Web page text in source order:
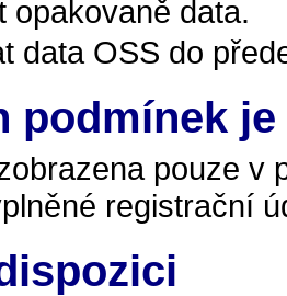
opakovaně data.
data OSS do
podmínek
pouze
registrační